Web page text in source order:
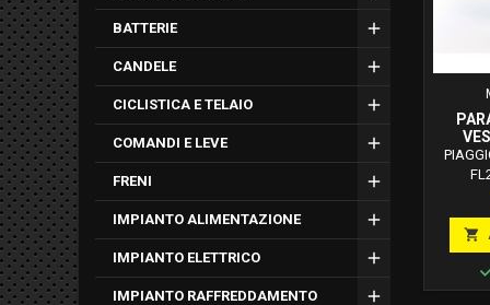
BATTERIE
CANDELE
CICLISTICA E TELAIO
COMANDI E LEVE
FRENI
IMPIANTO ALIMENTAZIONE
IMPIANTO ELETTRICO
IMPIANTO RAFFREDDAMENTO
-
VESPA
